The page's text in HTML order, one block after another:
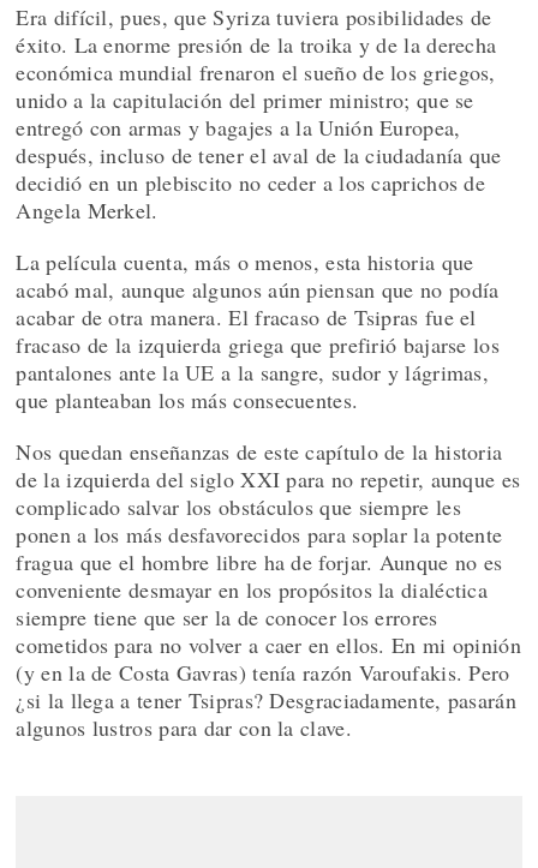
Era difícil, pues, que Syriza tuviera posibilidades de
éxito. La enorme presión de la troika y de la derecha
económica mundial frenaron el sueño de los griegos,
unido a la capitulación del primer ministro; que se
entregó con armas y bagajes a la Unión Europea,
después, incluso de tener el aval de la ciudadanía que
decidió en un plebiscito no ceder a los caprichos de
Angela Merkel.
La película cuenta, más o menos, esta historia que
acabó mal, aunque algunos aún piensan que no podía
acabar de otra manera. El fracaso de Tsipras fue el
fracaso de la izquierda griega que prefirió bajarse los
pantalones ante la UE a la sangre, sudor y lágrimas,
que planteaban los más consecuentes.
Nos quedan enseñanzas de este capítulo de la historia
de la izquierda del siglo XXI para no repetir, aunque es
complicado salvar los obstáculos que siempre les
ponen a los más desfavorecidos para soplar la potente
fragua que el hombre libre ha de forjar. Aunque no es
conveniente desmayar en los propósitos la dialéctica
siempre tiene que ser la de conocer los errores
cometidos para no volver a caer en ellos. En mi opinión
(y en la de Costa Gavras) tenía razón Varoufakis. Pero
¿si la llega a tener Tsipras? Desgraciadamente, pasarán
algunos lustros para dar con la clave.